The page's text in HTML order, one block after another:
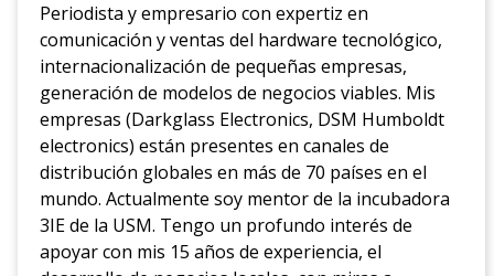
Periodista y empresario con expertiz en
comunicación y ventas del hardware tecnológico,
internacionalización de pequeñas empresas,
generación de modelos de negocios viables. Mis
empresas (Darkglass Electronics, DSM Humboldt
electronics) están presentes en canales de
distribución globales en más de 70 países en el
mundo. Actualmente soy mentor de la incubadora
3IE de la USM. Tengo un profundo interés de
apoyar con mis 15 años de experiencia, el